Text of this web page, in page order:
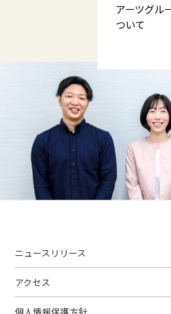
アーツグル
ついて
ニュースリリース
アクセス